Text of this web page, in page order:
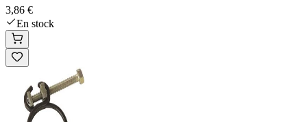
3,86 €
En stock